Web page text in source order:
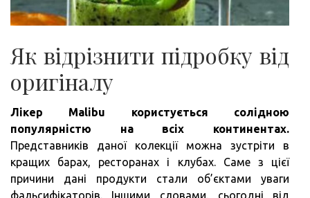
Як відрізнити підробку від
оригіналу
Лікер Malibu користується солідною
популярністю на всіх континентах.
Представників даної колекції можна зустріти в
кращих барах, ресторанах і клубах. Саме з цієї
причини дані продукти стали об’єктами уваги
фальсифікаторів. Іншими словами, сьогодні від